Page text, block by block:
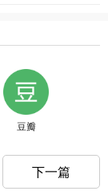
豆瓣
下一篇